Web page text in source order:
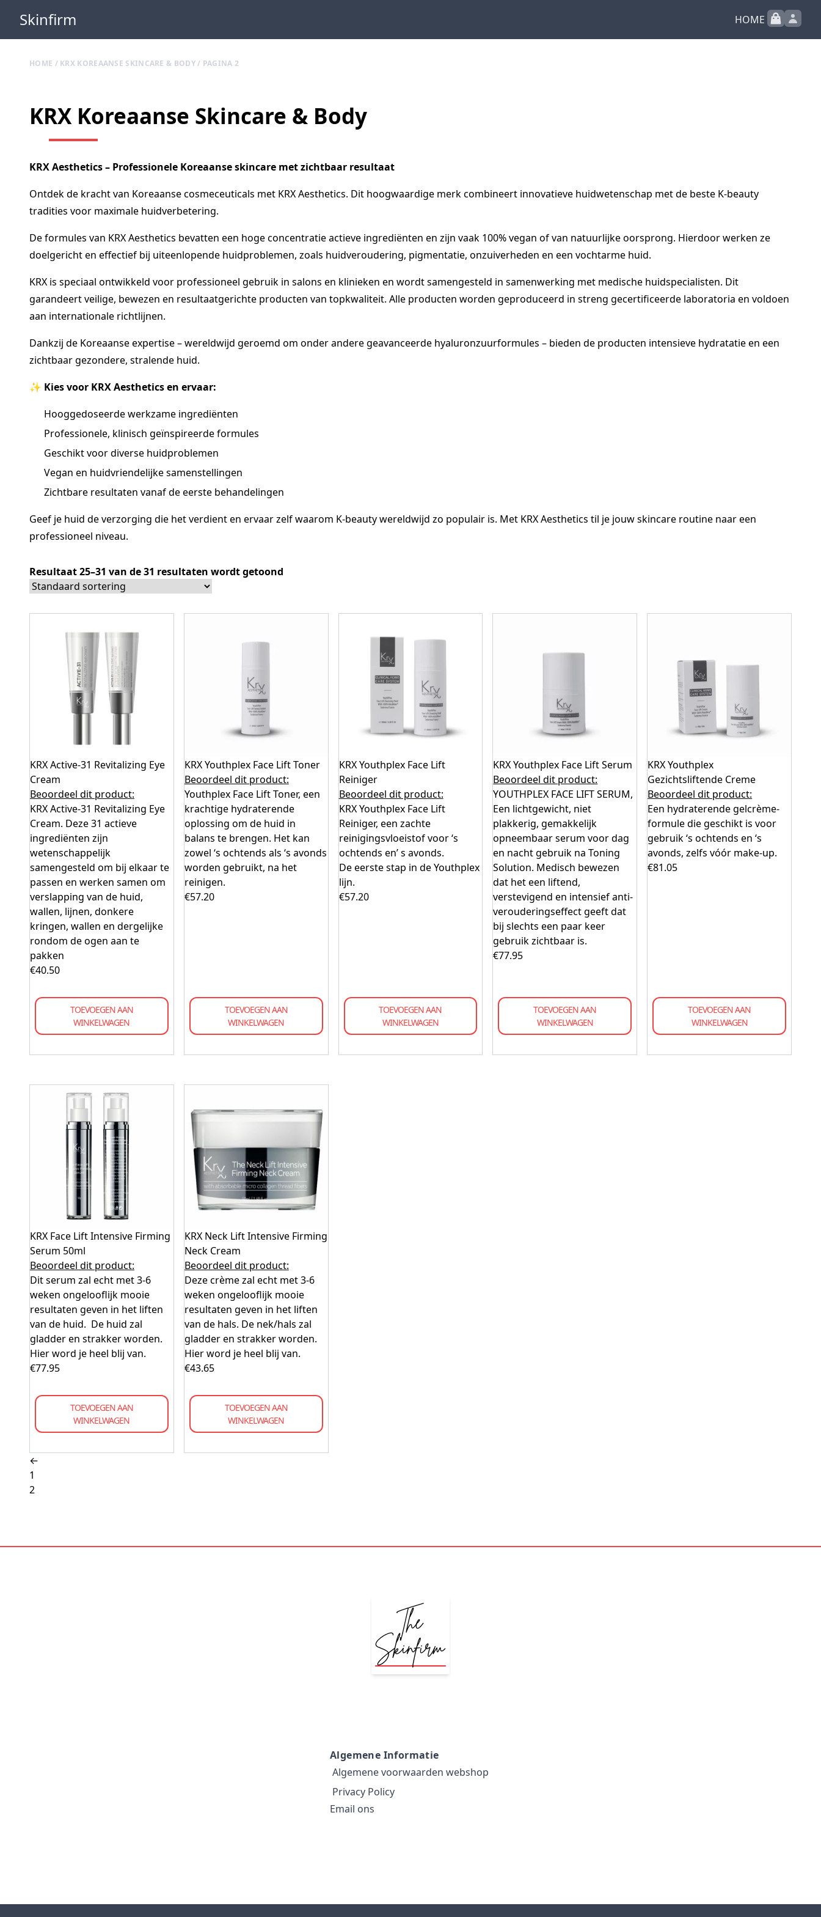
Skinfirm HOME
HOME / KRX KOREAANSE SKINCARE & BODY/ PAGINA 2
KRX Koreaanse Skincare & Body
KRX Aesthetics – Professionele Koreaanse skincare met zichtbaar resultaat
Ontdek de kracht van Koreaanse cosmeceuticals met KRX Aesthetics. Dit hoogwaardige merk combineert innovatieve huidwetenschap met de beste K-beauty
tradities voor maximale huidverbetering.
De formules van KRX Aesthetics bevatten een hoge concentratie actieve ingrediënten en zijn vaak 100% vegan of van natuurlijke oorsprong. Hierdoor werken ze
doelgericht en effectief bij uiteenlopende huidproblemen, zoals huidveroudering, pigmentatie, onzuiverheden en een vochtarme huid.
KRX is speciaal ontwikkeld voor professioneel gebruik in salons en klinieken en wordt samengesteld in samenwerking met medische huidspecialisten. Dit
garandeert veilige, bewezen en resultaatgerichte producten van topkwaliteit. Alle producten worden geproduceerd in streng gecertificeerde laboratoria en voldoen
aan internationale richtlijnen.
Dankzij de Koreaanse expertise – wereldwijd geroemd om onder andere geavanceerde hyaluronzuurformules – bieden de producten intensieve hydratatie en een
zichtbaar gezondere, stralende huid.
✨ Kies voor KRX Aesthetics en ervaar:
Hooggedoseerde werkzame ingrediënten
Professionele, klinisch geïnspireerde formules
Geschikt voor diverse huidproblemen
Vegan en huidvriendelijke samenstellingen
Zichtbare resultaten vanaf de eerste behandelingen
Geef je huid de verzorging die het verdient en ervaar zelf waarom K-beauty wereldwijd zo populair is. Met KRX Aesthetics til je jouw skincare routine naar een
professioneel niveau.
Resultaat 25–31 van de 31 resultaten wordt getoond
KRX Active-31 Revitalizing Eye
Cream
Beoordeel dit product:
KRX Active-31 Revitalizing Eye
Cream. Deze 31 actieve
ingrediënten zijn
wetenschappelijk
samengesteld om bij elkaar te
passen en werken samen om
verslapping van de huid,
wallen, lijnen, donkere
kringen, wallen en dergelijke
rondom de ogen aan te
pakken
€40.50
TOEVOEGEN AAN
WINKELWAGEN
KRX Youthplex Face Lift Toner
Beoordeel dit product:
Youthplex Face Lift Toner, een
krachtige hydraterende
oplossing om de huid in
balans te brengen. Het kan
zowel ‘s ochtends als ‘s avonds
worden gebruikt, na het
reinigen.
€57.20
TOEVOEGEN AAN
WINKELWAGEN
KRX Youthplex Face Lift
Reiniger
Beoordeel dit product:
KRX Youthplex Face Lift
Reiniger, een zachte
reinigingsvloeistof voor ‘s
ochtends en’ s avonds.
De eerste stap in de Youthplex
lijn.
€57.20
TOEVOEGEN AAN
WINKELWAGEN
KRX Youthplex Face Lift Serum
Beoordeel dit product:
YOUTHPLEX FACE LIFT SERUM,
Een lichtgewicht, niet
plakkerig, gemakkelijk
opneembaar serum voor dag
en nacht gebruik na Toning
Solution. Medisch bewezen
dat het een liftend,
verstevigend en intensief anti-
verouderingseffect geeft dat
bij slechts een paar keer
gebruik zichtbaar is.
€77.95
TOEVOEGEN AAN
WINKELWAGEN
KRX Youthplex
Gezichtsliftende Creme
Beoordeel dit product:
Een hydraterende gelcrème-
formule die geschikt is voor
gebruik ‘s ochtends en ‘s
avonds, zelfs vóór make-up.
€81.05
TOEVOEGEN AAN
WINKELWAGEN
KRX Face Lift Intensive Firming
Serum 50ml
Beoordeel dit product:
Dit serum zal echt met 3-6
weken ongelooflijk mooie
resultaten geven in het liften
van de huid. De huid zal
gladder en strakker worden.
Hier word je heel blij van.
€77.95
TOEVOEGEN AAN
WINKELWAGEN
KRX Neck Lift Intensive Firming
Neck Cream
Beoordeel dit product:
Deze crème zal echt met 3-6
weken ongelooflijk mooie
resultaten geven in het liften
van de hals. De nek/hals zal
gladder en strakker worden.
Hier word je heel blij van.
€43.65
TOEVOEGEN AAN
WINKELWAGEN
←
1
2
Algemene Informatie
Algemene voorwaarden webshop
Privacy Policy
Email ons